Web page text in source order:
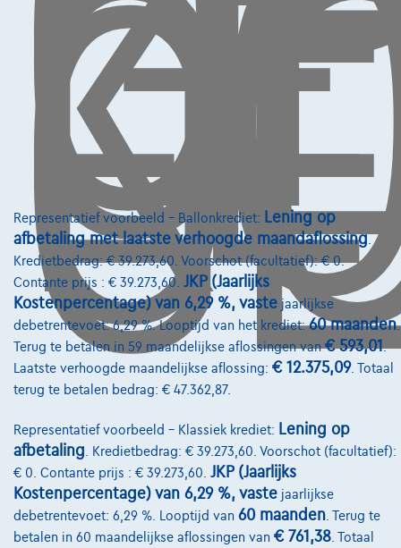
Mazda MX-5
1.5i Skyactiv-G Exclusive Line *NAVI/CUIR/FULL LED/CAM/JA16*
09/2024
48.805 km Benzine Halfautomaat
€25.998 1
Vanaf€392,56/maandmet een laatste
maandaflossing van €8.191,96
SOCO
Vergelijk
Bekijk wagen
Representatief voorbeeld – Ballonkrediet: Lening op
afbetaling met laatste verhoogde maandaflossing
Kredietbedrag: € 39.273,60. Voorschot (facultatief): € 0.
Contante prijs : € 39.273,60. JKP (Jaarlijks
Kostenpercentage) van 6,29 %, vaste jaarlijkse
debetrentevoet: 6,29 %. Looptijd van het krediet:60 maanden.
Terug te betalen in 59 maandelijkse aflossingen van€ 593,01.
Laatste verhoogde maandelijkse aflossing: € 12.375,09. Totaal
terug te betalen bedrag: € 47.362,87.
Representatief voorbeeld – Klassiek krediet: Lening op
afbetaling . Kredietbedrag: € 39.273,60. Voorschot (facultatief):
€ 0. Contante prijs : € 39.273,60. JKP (Jaarlijks
Kostenpercentage) van 6,29 %, vaste jaarlijkse
debetrentevoet: 6,29 %. Looptijd van 60 maanden . Terug te
betalen in 60 maandelijkse aflossingen van € 761,38 . Totaal